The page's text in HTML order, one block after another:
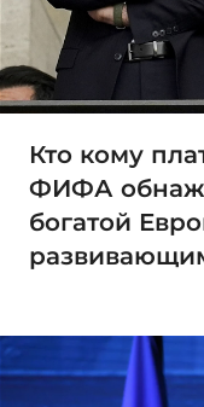
Кто кому
ФИФА
богатой